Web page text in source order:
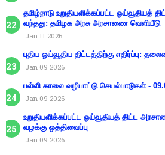
தமிழ்நாடு உறுதியளிக்கப்பட்ட ஓய்வூதியத்
வந்தது: தமிழக அரசு அரசாணை வெளியீடு
Jan 11 2026
புதிய ஓய்வூதிய திட்டத்திற்கு எதிர்ப்பு:
Jan 09 2026
பள்ளி காலை வழிபாட்டு செயல்பாடுகள் -
Jan 09 2026
உறுதியளிக்கப்பட்ட ஓய்வூதியத் திட்ட
வழக்கு ஒத்திவைப்பு
Jan 09 2026